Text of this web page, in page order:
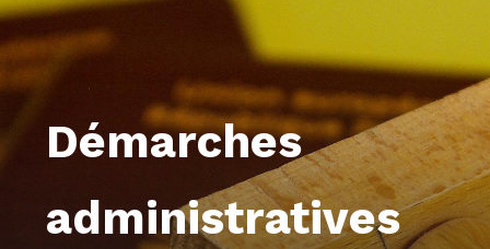
Démarches
administratives